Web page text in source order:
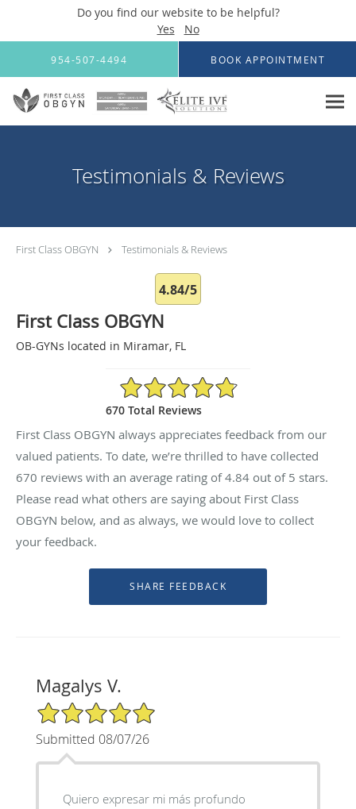
Do you find our website to be helpful?
Yes
No
Skip to main content
954-507-4494 BOOK APPOINTMENT
Testimonials & Reviews
First Class OBGYN Testimonials & Reviews
4.84/5
First Class OBGYN
OB-GYNs located in Miramar, FL
4.84/5 Star Rating
670 Total Reviews
First Class OBGYN always appreciates feedback from our
valued patients. To date, we’re thrilled to have collected
670 reviews with an average rating of4.84 out of 5 stars.
Please read what others are saying about First Class
OBGYN below, and as always, we would love to collect
your feedback.
Magalys V.
5/5 Star Rating
Submitted 08/07/26
Quiero expresar mi más profundo